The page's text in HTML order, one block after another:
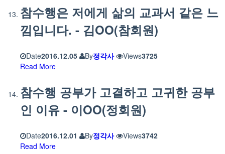
참수행은 저에게 삶의 교과서 같은 느
낌입니다. - 김OO(참회원)
Date2016.12.05 By정각사 Views3725
Read More
참수행 공부가 고결하고 고귀한 공부
인 이유 - 이OO(정회원)
Date2016.12.01 By정각사 Views3742
Read More